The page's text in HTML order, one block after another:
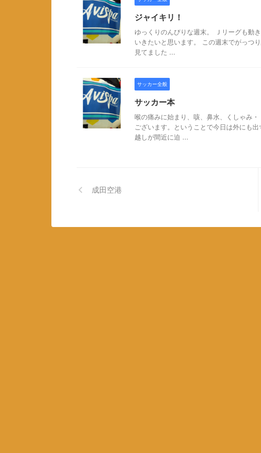
ジャイキリ！
ゆっくりのんびりな週末。 Ｊリーグも動
いきたいと思います。 この週末でが
見てました ...
サッカー全般
サッカー本
喉の痛みに始まり、咳、鼻水、くしゃみ
ございます。ということで今日は外にも
越しが間近に迫 ...
成田空港